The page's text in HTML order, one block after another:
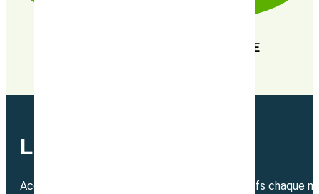
EN RECHERCHE PERPÉTUELLE DE
LETTRE MENSUELLE
Accédez directement à nos bons plans exclusifs chaque